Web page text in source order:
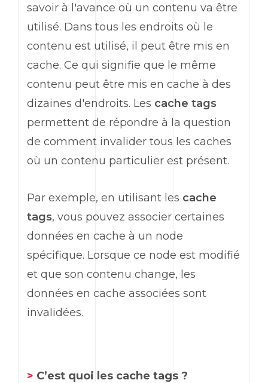
savoir à l'avance où un contenu va être
utilisé. Dans tous les endroits où le
contenu est utilisé, il peut être mis en
cache. Ce qui signifie que le même
contenu peut être mis en cache à des
dizaines d'endroits. Les cache tags
permettent de répondre à la question
de comment invalider tous les caches
où un contenu particulier est présent.
Par exemple, en utilisant les cache
tags, vous pouvez associer certaines
données en cache à un node
spécifique. Lorsque ce node est modifié
et que son contenu change, les
données en cache associées sont
invalidées.
> C’est quoi les cache tags ?